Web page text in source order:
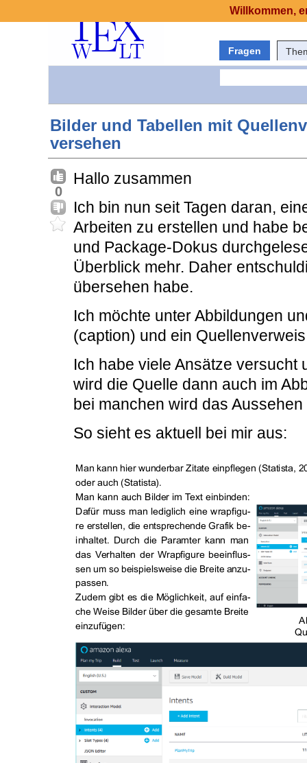
Fragen
Bilder und Tabellen mit
versehen
0
Hallo zusammen
Ich bin nun seit Tagen daran,
Arbeiten zu erstellen und habe
und Package-Dokus
Überblick mehr. Daher
übersehen habe.
Ich möchte unter Abbildungen
(caption) und ein
Ich habe viele Ansätze versucht
wird die Quelle dann auch im
bei manchen wird das
So sieht es aktuell bei mir aus:
Willkommen,